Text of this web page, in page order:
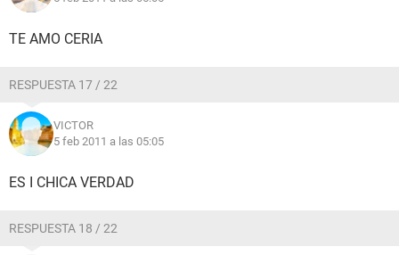
TE AMO CERIA
RESPUESTA 17 / 22
VICTOR
5 feb 2011 a las 05:05
ES I CHICA VERDAD
RESPUESTA 18 / 22